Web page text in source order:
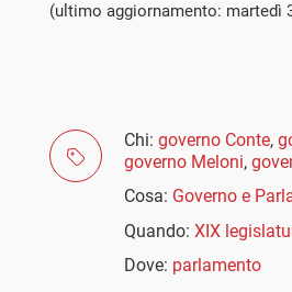
(ultimo aggiornamento: martedì
Chi: governo Conte,
governo Meloni,
Cosa: Governo e
Quando: XIX
Dove: parlamento